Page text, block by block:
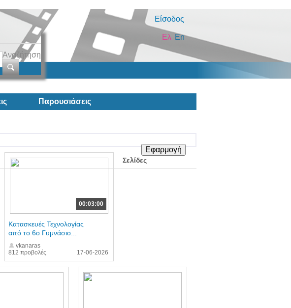
Είσοδος
Αναζήτηση
En
Ελ
Παρουσιάσεις
00:03:00
812 προβολές
Κατασκευές Τεχνολογίας
από το 6ο Γυμνάσιο...
vkanaras
17-06-2026
Σελίδες